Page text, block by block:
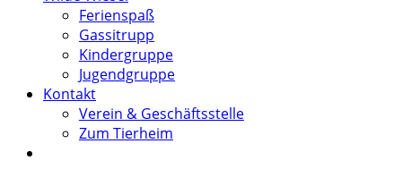
Ferienspaß
Gassitrupp
Kindergruppe
Jugendgruppe
Kontakt
Verein & Geschäftsstelle
Zum Tierheim